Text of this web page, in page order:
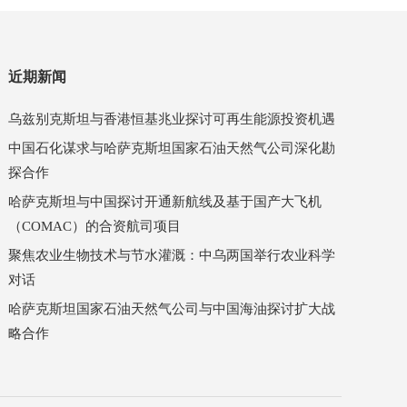
近期新闻
乌兹别克斯坦与香港恒基兆业探讨可再生能源投资机遇
中国石化谋求与哈萨克斯坦国家石油天然气公司深化勘
探合作
哈萨克斯坦与中国探讨开通新航线及基于国产大飞机
（COMAC）的合资航司项目
聚焦农业生物技术与节水灌溉：中乌两国举行农业科学
对话
哈萨克斯坦国家石油天然气公司与中国海油探讨扩大战
略合作